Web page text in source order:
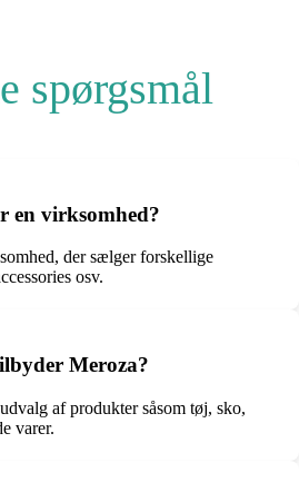
spørgsmål
en virksomhed?
der sælger forskellige
osv.
Meroza?
af produkter såsom tøj, sko,
varer.